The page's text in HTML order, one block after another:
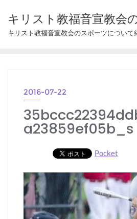
content
キリスト教福音宣教会
キリスト教福音宣教会のスポーツについて
2016-07-22
a23859ef05b_s
Pocket